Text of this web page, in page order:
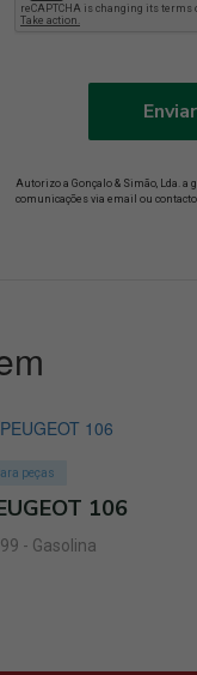
Autorizo a Gonçalo & Simão, Lda. a
comunicações via email ou
peças
106
- Gasolina